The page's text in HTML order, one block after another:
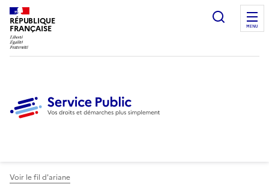
RÉPUBLIQUE
FRANÇAISE
Ouvrir
MENU
Voir le fil d'ariane